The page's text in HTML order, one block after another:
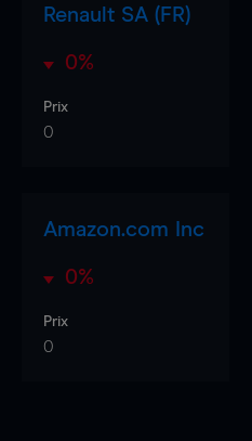
Renault SA (FR)
0%
Prix
0
Amazon.com Inc
0%
Prix
0